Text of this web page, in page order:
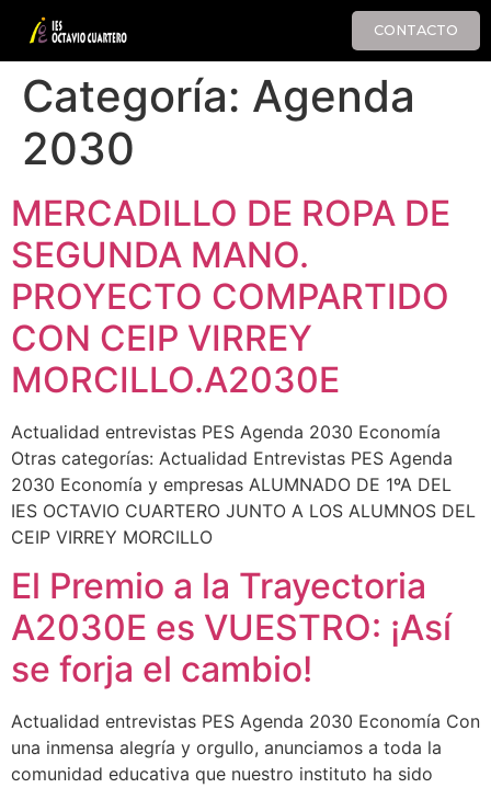
CONTACTO
Categoría: Agenda
2030
MERCADILLO DE ROPA DE
SEGUNDA MANO.
PROYECTO COMPARTIDO
CON CEIP VIRREY
MORCILLO.A2030E
Actualidad entrevistas PES Agenda 2030 Economía
Otras categorías: Actualidad Entrevistas PES Agenda
2030 Economía y empresas ALUMNADO DE 1ºA DEL
IES OCTAVIO CUARTERO JUNTO A LOS ALUMNOS DEL
CEIP VIRREY MORCILLO
El Premio a la Trayectoria
A2030E es VUESTRO: ¡Así
se forja el cambio!
Actualidad entrevistas PES Agenda 2030 Economía Con
una inmensa alegría y orgullo, anunciamos a toda la
comunidad educativa que nuestro instituto ha sido